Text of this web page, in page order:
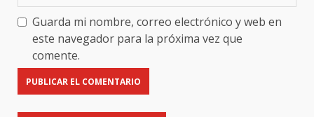
Guarda mi nombre, correo electrónico y web en
este navegador para la próxima vez que
comente.